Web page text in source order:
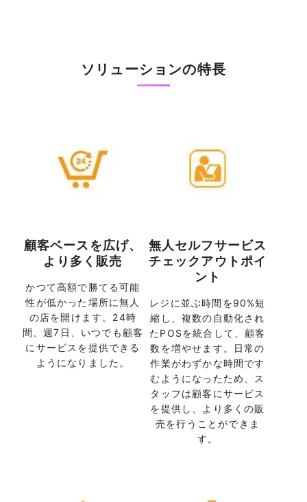
ソリューションの特長
顧客ベースを広げ、
より多く販売
かつて高額で勝てる可能
性が低かった場所に無人
の店を開けます。24時
間、週7日、いつでも顧客
にサービスを提供できる
ようになりました。
無人セルフサービス
チェックアウトポイ
ント
レジに並ぶ時間を90%短
縮し、複数の自動化され
たPOSを統合して、顧客
数を増やせます。日常の
作業がわずかな時間です
むようになったため、ス
タッフは顧客にサービス
を提供し、より多くの販
売を行うことができま
す。